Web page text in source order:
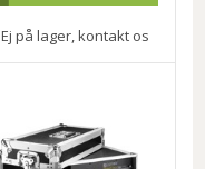
Ej på lager, kontakt os